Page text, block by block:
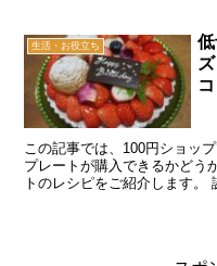
生活・お役立ち
この記事では、100円ショッ
プレートが購入できるかどう
トのレシピをご紹介します。